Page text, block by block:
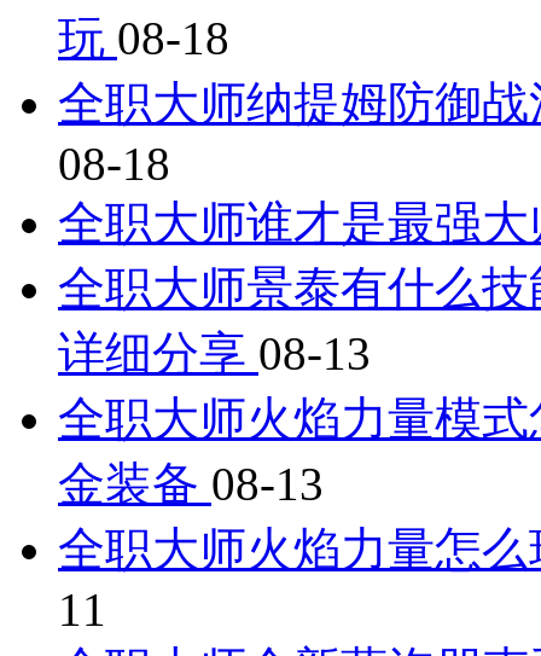
玩 08-18
全职大师纳提姆防御
08-18
全职大师谁才是最强
全职大师景泰有什么
详细分享 08-13
全职大师火焰力量模
金装备 08-13
全职大师火焰力量怎
11